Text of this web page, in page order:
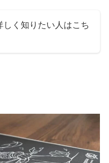
く知りたい人はこち